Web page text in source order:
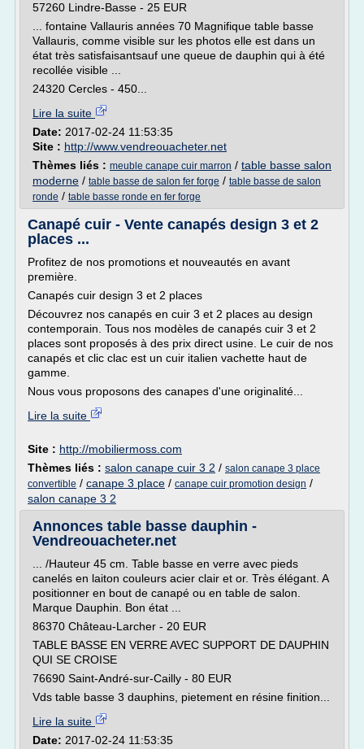
57260 Lindre-Basse - 25 EUR
... fontaine Vallauris années 70 Magnifique table basse
Vallauris, comme visible sur les photos elle est dans un
état très satisfaisantsauf une queue de dauphin qui à été
recollée visible ...
24320 Cercles - 450...
Lire la suite
Date: 2017-02-24 11:53:35
Site : http://www.vendreouacheter.net
Thèmes liés : meuble canape cuir marron / table basse salon
moderne / table basse de salon fer forge / table basse de salon
ronde / table basse ronde en fer forge
Canapé cuir - Vente canapés design 3 et 2
places ...
Profitez de nos promotions et nouveautés en avant
première.
Canapés cuir design 3 et 2 places
Découvrez nos canapés en cuir 3 et 2 places au design
contemporain. Tous nos modèles de canapés cuir 3 et 2
places sont proposés à des prix direct usine. Le cuir de nos
canapés et clic clac est un cuir italien vachette haut de
gamme.
Nous vous proposons des canapes d'une originalité...
Lire la suite
Site : http://mobiliermoss.com
Thèmes liés : salon canape cuir 3 2 / salon canape 3 place
convertible / canape 3 place / canape cuir promotion design /
salon canape 3 2
Annonces table basse dauphin -
Vendreouacheter.net
... /Hauteur 45 cm. Table basse en verre avec pieds
canelés en laiton couleurs acier clair et or. Très élégant. A
positionner en bout de canapé ou en table de salon.
Marque Dauphin. Bon état ...
86370 Château-Larcher - 20 EUR
TABLE BASSE EN VERRE AVEC SUPPORT DE DAUPHIN
QUI SE CROISE
76690 Saint-André-sur-Cailly - 80 EUR
Vds table basse 3 dauphins, pietement en résine finition...
Lire la suite
Date: 2017-02-24 11:53:35